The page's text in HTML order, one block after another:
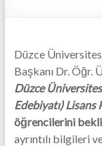
Düzce
Başkanı Dr. Öğr.
Düzce
Edebiyatı) Lisans
öğrencilerini
ayrıntılı bilgileri